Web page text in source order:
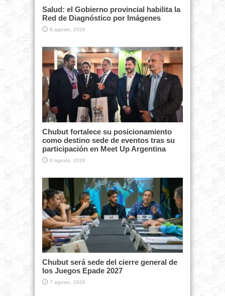
Salud: el Gobierno provincial habilita la
Red de Diagnóstico por Imágenes
8 agosto, 2026
Chubut fortalece su posicionamiento
como destino sede de eventos tras su
participación en Meet Up Argentina
8 agosto, 2026
Chubut será sede del cierre general de
los Juegos Epade 2027
7 agosto, 2026